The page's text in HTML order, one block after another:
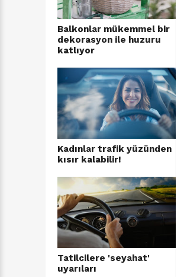
Balkonlar mükemmel bir
dekorasyon ile huzuru
katlıyor
Kadınlar trafik yüzünden
kısır kalabilir!
Tatilcilere 'seyahat'
uyarıları